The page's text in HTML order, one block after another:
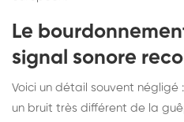
Le
signal sonore
Voici un détail souvent négligé
un bruit très différent de la